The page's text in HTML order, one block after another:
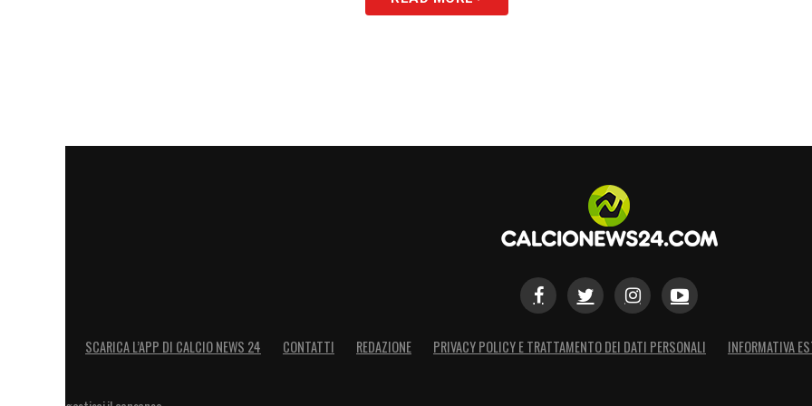
SCARICA L’APP DI CALCIO NEWS 24 CONTATTI REDAZIONE PRIVACY POLICY E TRATTAMENTO DEI DATI PERSONALI INFORMATIVA